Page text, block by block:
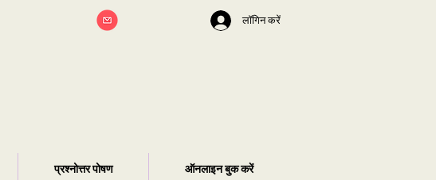
लॉगिन करें
प्रश्नोत्तर पोषण ऑनलाइन बुक करें